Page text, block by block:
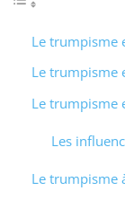
Le trumpisme
Le trumpisme
Le trumpisme
Les
Le trumpisme